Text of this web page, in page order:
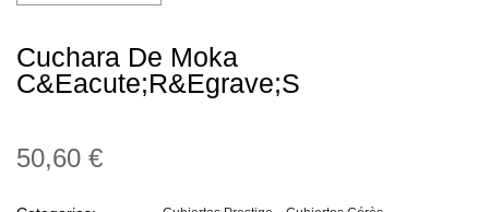
Cuchara De Moka
C&eacute;r&egrave;s
50,60 €